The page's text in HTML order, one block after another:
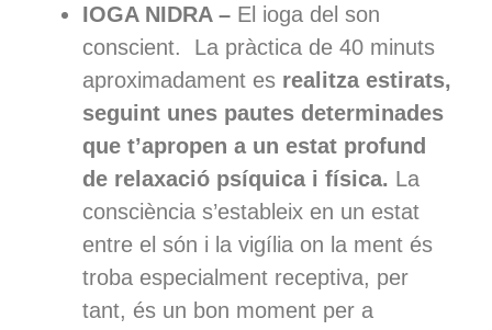
IOGA NIDRA – El ioga del son
conscient. La pràctica de 40 minuts
aproximadament es realitza estirats,
seguint unes pautes determinades
que t’apropen a un estat profund
de relaxació psíquica i física. La
consciència s’estableix en un estat
entre el són i la vigília on la ment és
troba especialment receptiva, per
tant, és un bon moment per a